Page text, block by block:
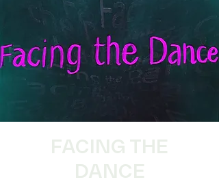
FACING THE
DANCE